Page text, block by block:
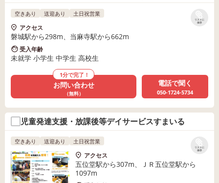
リストに
保存
空きあり 送迎あり 土日祝営業
アクセス
磐城駅から298m、当麻寺駅から662m
受入年齢
未就学 小学生 中学生 高校生
1分で完了！
お問い合わせ
（無料）
電話で聞く
050-1724-5734
児童発達支援・放課後等デイサービスすまいる
リストに
保存
空きあり 送迎あり 土日祝営業
アクセス
五位堂駅から307m、ＪＲ五位堂駅から
1097m